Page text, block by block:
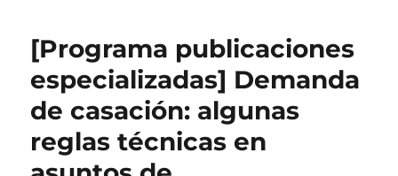
[Programa publicaciones
especializadas] Demanda
de casación: algunas
reglas técnicas en